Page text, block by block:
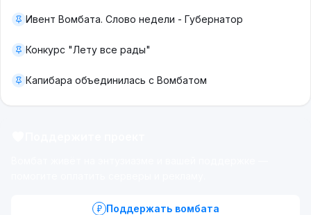
Ивент Вомбата. Слово недели - Губернатор
Конкурс "Лету все рады"
Капибара объединилась с Вомбатом
Поддержать вомбата